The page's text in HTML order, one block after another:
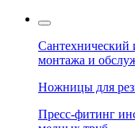
Сантехнический
монтажа и
Ножницы для
Пресс-фитинг